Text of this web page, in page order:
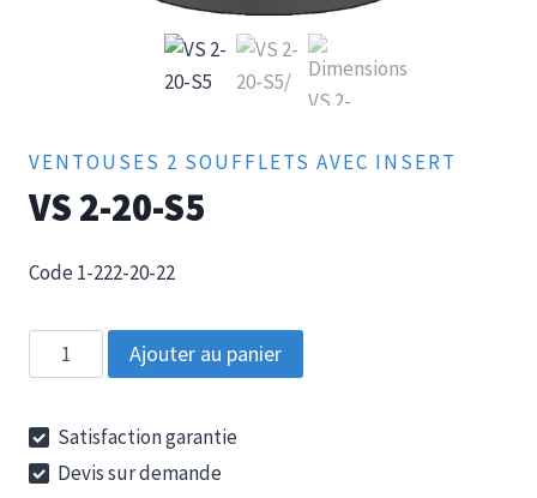
VENTOUSES 2 SOUFFLETS AVEC INSERT
VS 2-20-S5
Code 1-222-20-22
quantité
de
2-
20-
Ajouter au panier
Satisfaction garantie
Devis sur demande